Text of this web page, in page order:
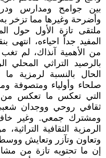
بين جوامح ومدارس
وأضرحة وغيرها مما تزخر به
ملتقى تازة الأول حول
المفيد جداً احياءه،
من الأهمية آنذاك، لم
بالرصيد التراثي المحلي
الحال بالنسبة لرمزية
صلحاء وأولياء ومتصوفة
التي تعكس ما تعكس من
ثقافي روحي ووجدان
ومشترك جمعي. وغير خاف
الرمزية الثقافية
وتعاون وتآزر وتعايش
إن ما تحتويه تازة من